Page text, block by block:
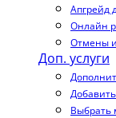
Апгрейд
Онлайн
Отмены
Доп. услуги
Выбрать